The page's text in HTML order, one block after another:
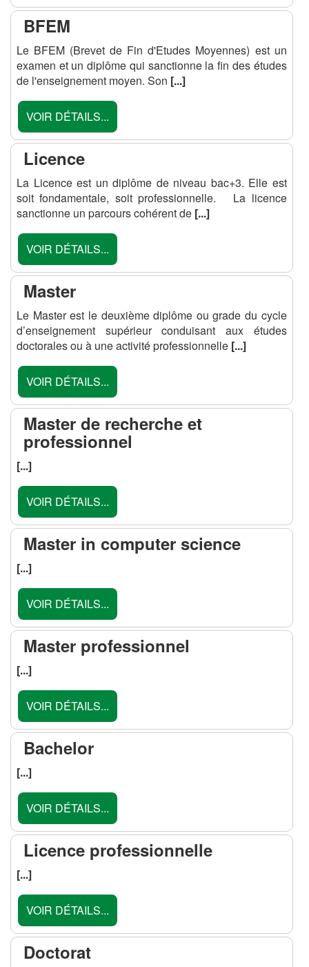
BFEM
Le BFEM (Brevet de Fin d'Etudes Moyennes) est un
examen et un diplôme qui sanctionne la fin des études
de l'enseignement moyen. Son [...]
VOIR DÉTAILS...
Licence
La Licence est un diplôme de niveau bac+3. Elle est
soit fondamentale, soit professionnelle. La licence
sanctionne un parcours cohérent de [...]
VOIR DÉTAILS...
Master
Le Master est le deuxième diplôme ou grade du cycle
d’enseignement supérieur conduisant aux études
doctorales ou à une activité professionnelle [...]
VOIR DÉTAILS...
Master de recherche et
professionnel
[...]
VOIR DÉTAILS...
Master in computer science
[...]
VOIR DÉTAILS...
Master professionnel
[...]
VOIR DÉTAILS...
Bachelor
[...]
VOIR DÉTAILS...
Licence professionnelle
[...]
VOIR DÉTAILS...
Doctorat